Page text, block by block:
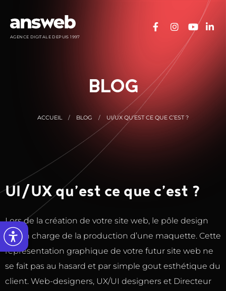
AGENCE DIGITALE DEPUIS 1997
BLOG
ACCUEIL BLOG UI/UX QU’EST CE QUE C’EST ?
UI/UX qu’est ce que c’est ?
Lors de la création de votre site web, le pôle design
est en charge de la production d’une maquette. Cette
représentation graphique de votre futur site web ne
se fait pas au hasard et par simple gout esthétique du
client. Web-designers, UX/UI designers et Directeur